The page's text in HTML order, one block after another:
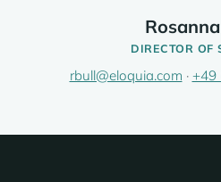
DIRECTOR OF
rbull@eloquia.com · +49